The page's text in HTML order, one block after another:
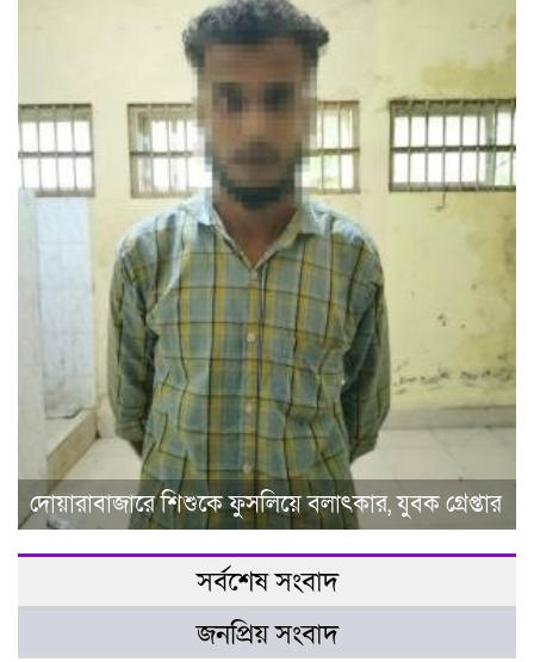
দোয়ারাবাজারে শিশুকে ফুসলিয়ে বলাৎকার, যুবক গ্রেপ্তার
সর্বশেষ সংবাদ
জনপ্রিয় সংবাদ